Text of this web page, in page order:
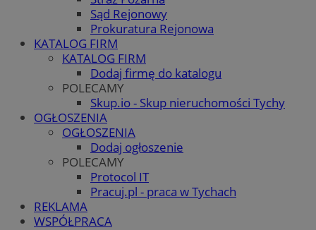
Sąd Rejonowy
Prokuratura Rejonowa
KATALOG FIRM
KATALOG FIRM
Dodaj firmę do katalogu
POLECAMY
Skup.io - Skup nieruchomości Tychy
OGŁOSZENIA
OGŁOSZENIA
Dodaj ogłoszenie
POLECAMY
Protocol IT
Pracuj.pl - praca w Tychach
REKLAMA
WSPÓŁPRACA